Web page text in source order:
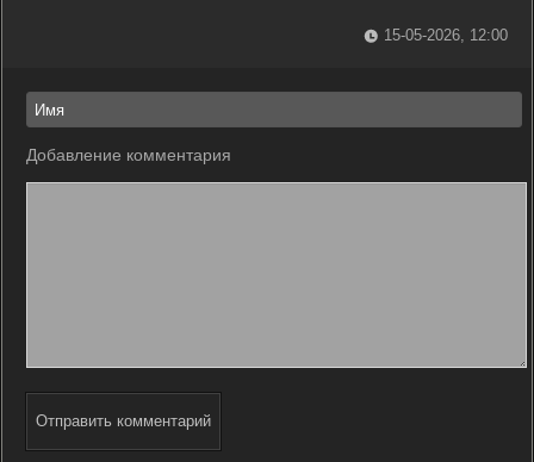
15-05-2026, 12:00
Добавление комментария
Отправить комментарий